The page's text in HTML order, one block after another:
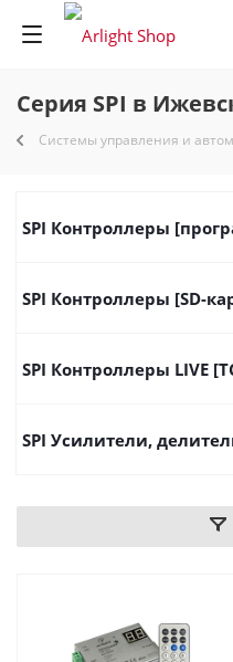
Серия SPI в
Системы управления и
SPI Контроллеры
SPI Контроллеры [SD-
SPI Контроллеры LIVE
SPI Усилители,